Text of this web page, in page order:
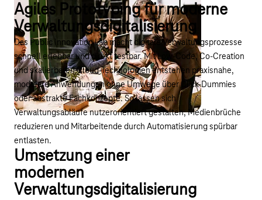
Agiles Prototyping für moderne
Verwaltungsdigitalisierung
Das Public Innovation Lab macht digitale Verwaltungsprozesse
schnell erlebbar und direkt testbar. Mit Low-Code, Co-Creation
und skalierbaren Cloud-Technologien entstehen praxisnahe,
modulare Anwendungen ohne Umwege über Click-Dummies
oder abstrakte Fachkonzepte. So lassen sich
Verwaltungsabläufe nutzerorientiert gestalten, Medienbrüche
reduzieren und Mitarbeitende durch Automatisierung spürbar
entlasten.
Umsetzung einer
modernen
Verwaltungsdigitalisierung